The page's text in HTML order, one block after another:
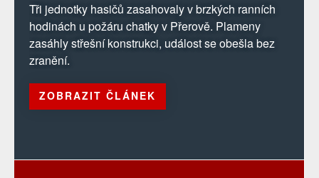
Tři jednotky hasičů zasahovaly v brzkých ranních
hodinách u požáru chatky v Přerově. Plameny
zasáhly střešní konstrukci, událost se obešla bez
zranění.
ZOBRAZIT ČLÁNEK